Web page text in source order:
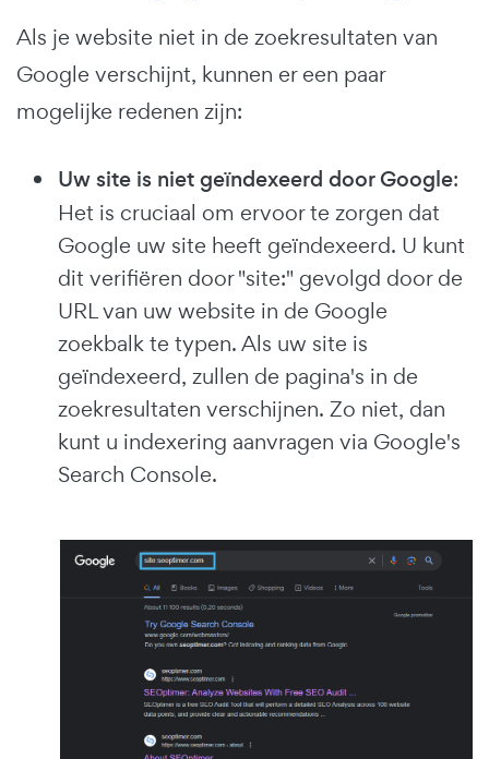
Als je website niet in de zoekresultaten van
Google verschijnt, kunnen er een paar
mogelijke redenen zijn:
Uw site is niet geïndexeerd door Google:
Het is cruciaal om ervoor te zorgen dat
Google uw site heeft geïndexeerd. U kunt
dit verifiëren door "site:" gevolgd door de
URL van uw website in de Google
zoekbalk te typen. Als uw site is
geïndexeerd, zullen de pagina's in de
zoekresultaten verschijnen. Zo niet, dan
kunt u indexering aanvragen via Google's
Search Console.